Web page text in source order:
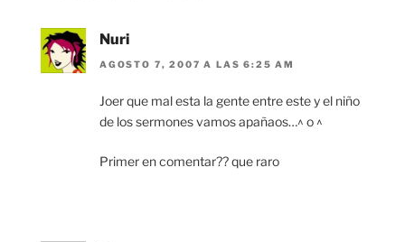
Nuri
AGOSTO 7, 2007 A LAS 6:25 AM
Joer que mal esta la gente entre este y el niño
de los sermones vamos apañaos…^ o ^
Primer en comentar?? que raro